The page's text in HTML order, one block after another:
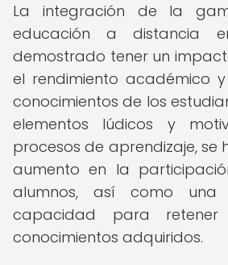
La integración de la
educación a distancia
demostrado tener un
el rendimiento académico
conocimientos de los
elementos lúdicos y
procesos de aprendizaje, se
aumento en la
alumnos, así como
capacidad para
conocimientos adquiridos.